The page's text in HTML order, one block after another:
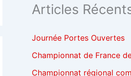
Articles
Journée Portes Ouvertes
Championnat de France
Championnat régional